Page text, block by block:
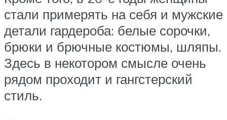
стали примерять на себя и мужские
детали гардероба: белые сорочки,
брюки и брючные костюмы, шляпы.
Здесь в некотором смысле очень
рядом проходит и гангстерский
стиль.